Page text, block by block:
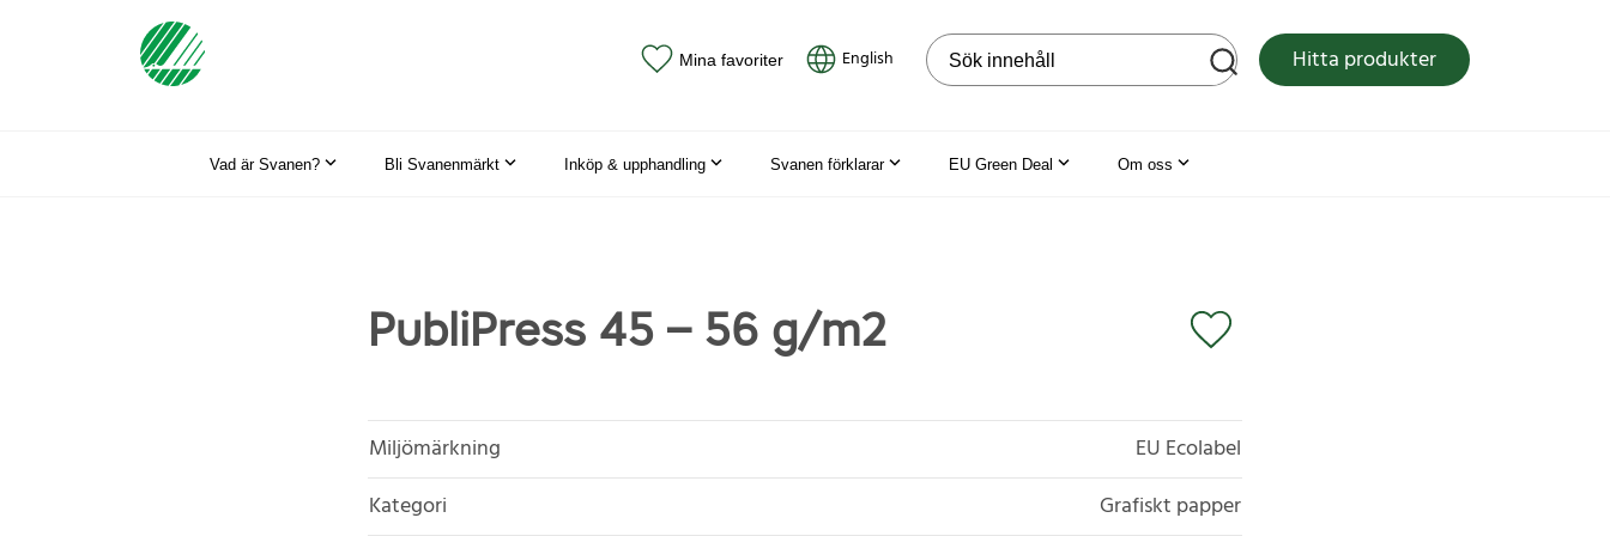
Mina favoriter English Sök på webbplatsen Hitta produkter
Vad är Svanen? Bli Svanenmärkt Inköp & upphandling Svanen förklarar EU Green Deal Om oss
PubliPress 45 – 56 g/m2
Miljömärkning
EU Ecolabel
Kategori
Grafiskt papper